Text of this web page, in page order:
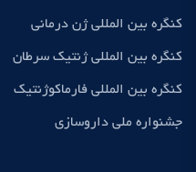
کنگره بین المللی ژن درمانی
کنگره بین المللی ژنتیک سرطان
کنگره بین المللی فارماکوژنتیک
جشنواره ملی داروسازی